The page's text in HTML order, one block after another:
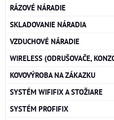
RÁZOVÉ NÁRADIE
SKLADOVANIE NÁRADIA
VZDUCHOVÉ NÁRADIE
WIRELESS (ODRUŠOVAČE,
KOVOVÝROBA NA ZÁKAZKU
SYSTÉM WIFIFIX A STOŽIARE
SYSTÉM PROFIFIX